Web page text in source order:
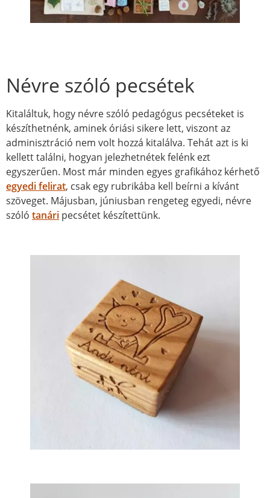
Névre szóló pecsétek
Kitaláltuk, hogy névre szóló pedagógus pecséteket is
készíthetnénk, aminek óriási sikere lett, viszont az
adminisztráció nem volt hozzá kitalálva. Tehát azt is ki
kellett találni, hogyan jelezhetnétek felénk ezt
egyszerűen. Most már minden egyes grafikához kérhető
egyedi felirat, csak egy rubrikába kell beírni a kívánt
szöveget. Májusban, júniusban rengeteg egyedi, névre
szóló tanári pecsétet készítettünk.